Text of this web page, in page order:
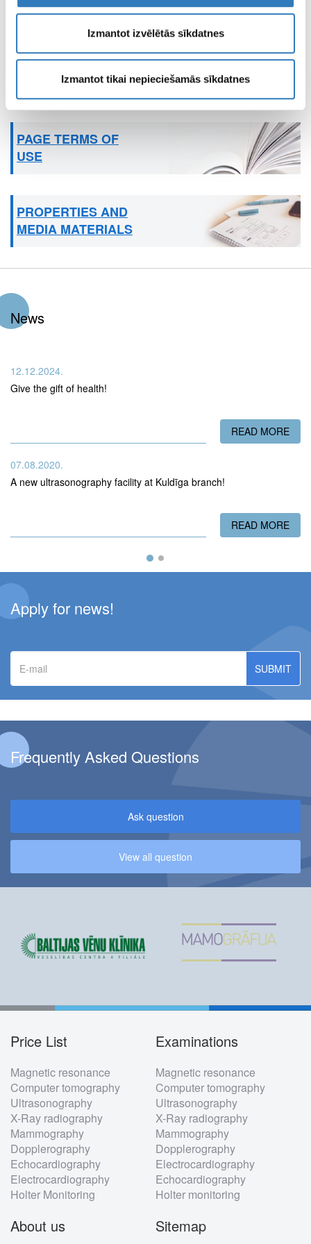
Izmantot izvēlētās sīkdatnes
Izmantot tikai nepieciešamās sīkdatnes
Check out the insurers here
BRANCH WORKING HOURS
PAGE TERMS OF
USE
PROPERTIES AND
MEDIA MATERIALS
News
12.12.2024.
Give the gift of health!
READ MORE
07.08.2020.
A new ultrasonography facility at Kuldīga branch!
READ MORE
Apply for news!
E-
mail
Frequently Asked Questions
Ask question
View all question
Footer
menu
Price List
Magnetic resonance
Computer tomography
Ultrasonography
X-Ray radiography
Mammography
Dopplerography
Echocardiography
Electrocardiography
Holter Monitoring
Examinations
Magnetic resonance
Computer tomography
Ultrasonography
X-Ray radiography
Mammography
Dopplerography
Electrocardiography
Echocardiography
Holter monitoring
About us Sitemap